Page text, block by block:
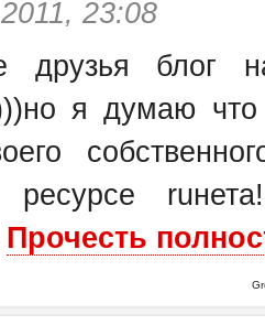
23:08
друзья блог
я думаю
ресурсе
Прочесть